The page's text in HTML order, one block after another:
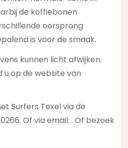
de koffiebonen
oorsprong
is voor de smaak.
kunnen licht afwijken.
u op de website van
Surfers Texel via de
Of via email: . Of bezoek